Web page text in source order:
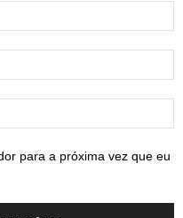
para a próxima vez que eu